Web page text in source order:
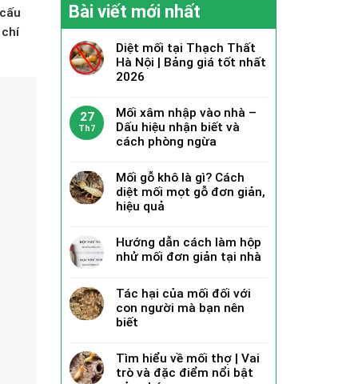
chí
Bài viết mới nhất
Diệt mối tại Thạch Thất
Hà Nội | Bảng giá tốt nhất
2026
27
Th7
Mối xâm nhập vào nhà –
Dấu hiệu nhận biết và
cách phòng ngừa
Mối gỗ khô là gì? Cách
diệt mối mọt gỗ đơn giản,
hiệu quả
Hướng dẫn cách làm hộp
nhử mối đơn giản tại nhà
Tác hại của mối đối với
con người mà bạn nên
biết
Tìm hiểu về mối thợ | Vai
trò và đặc điểm nổi bật